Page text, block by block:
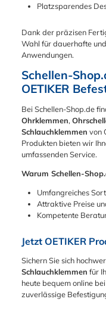
Platzsparendes
Dank der präzisen
Wahl für dauerhafte
Anwendungen.
Schellen-
OETIKER
Bei Schellen-Shop.de
Ohrklemmen,
Schlauchklemmen von
Produkten bieten wir
umfassenden Service.
Warum Schellen-
Umfangreiches
Attraktive Preise
Kompetente
Jetzt OETIKER
Sichern Sie sich
Schlauchklemmen für
heute bequem online
zuverlässige